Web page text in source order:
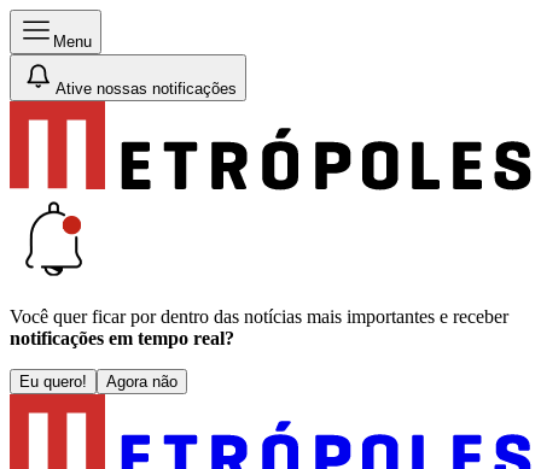
Menu
Ative nossas notificações
Você quer ficar por dentro das notícias mais importantes e receber
notificações em tempo real?
Eu quero! Agora não